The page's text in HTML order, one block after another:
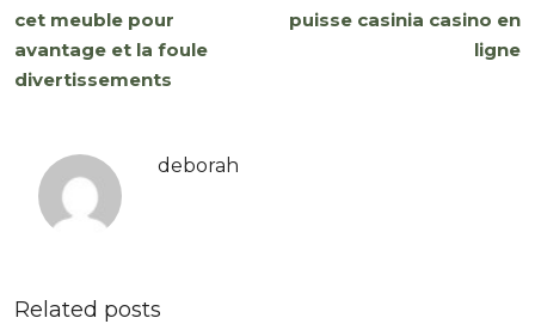
cet meuble pour
avantage et la foule
divertissements
puisse casinia casino en
ligne
deborah
Related posts